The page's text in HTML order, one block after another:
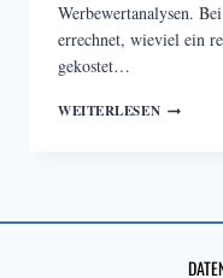
Werbewertanalysen.
errechnet, wieviel ein
gekostet…
WEITERLESENDER